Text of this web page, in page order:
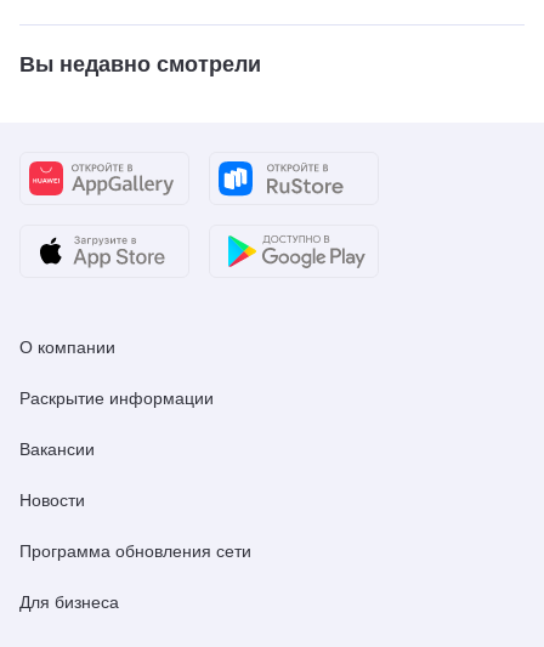
Вы недавно смотрели
О компании
Раскрытие информации
Вакансии
Новости
Программа обновления сети
Для бизнеса